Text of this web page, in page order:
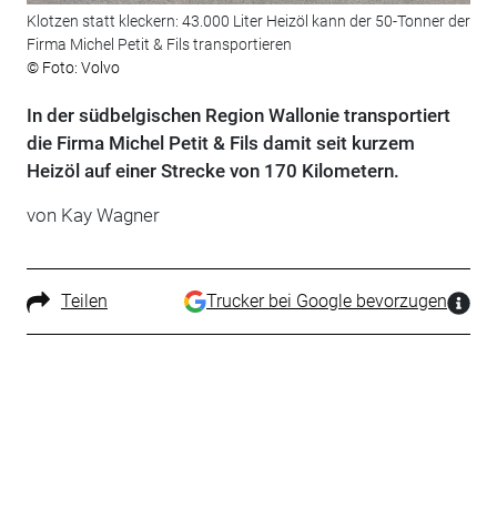
Klotzen statt kleckern: 43.000 Liter Heizöl kann der 50-Tonner der
Firma Michel Petit & Fils transportieren
© Foto: Volvo
In der südbelgischen Region Wallonie transportiert
die Firma Michel Petit & Fils damit seit kurzem
Heizöl auf einer Strecke von 170 Kilometern.
von Kay Wagner
Teilen Trucker bei Google bevorzugen